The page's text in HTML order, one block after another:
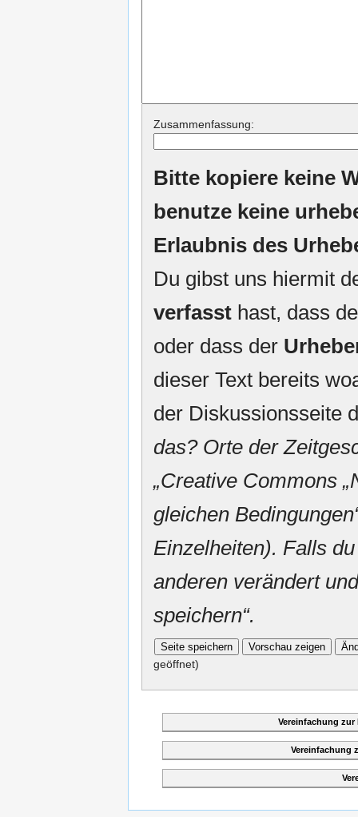
Zusammenfassung:
Bitte kopiere keine
benutze keine
Erlaubnis des
Du gibst uns hiermit
verfasst hast, dass
oder dass der
dieser Text bereits
der Diskussionsseite
das? Orte der
„Creative Commons
gleichen
Einzelheiten). Falls
anderen verändert
speichern“.
geöffnet)
Vereinfachung
Vereinfachung